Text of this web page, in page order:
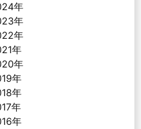
年
年
年
年
年
年
年
年
年